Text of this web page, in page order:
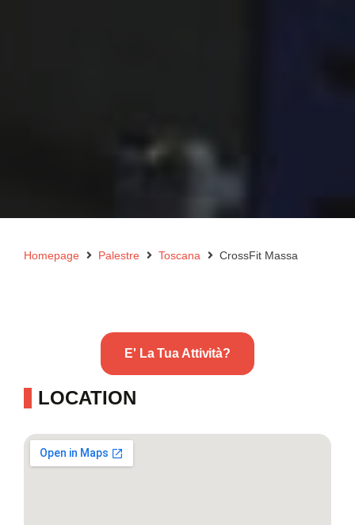
Homepage Palestre Toscana CrossFit Massa
E' La Tua Attività?
LOCATION